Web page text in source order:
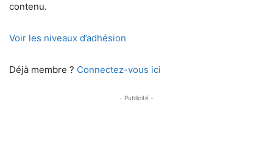
contenu.
Voir les niveaux d’adhésion
Déjà membre ? Connectez-vous ici
- Publicité -